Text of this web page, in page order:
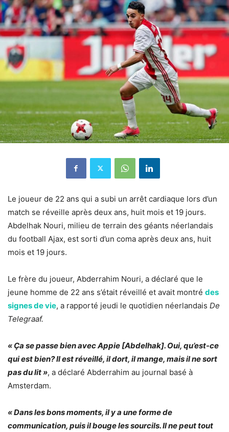
Le joueur de 22 ans qui a subi un arrêt cardiaque lors d’un
match se réveille après deux ans, huit mois et 19 jours.
Abdelhak Nouri, milieu de terrain des géants néerlandais
du football Ajax, est sorti d’un coma après deux ans, huit
mois et 19 jours.
Le frère du joueur, Abderrahim Nouri, a déclaré que le
jeune homme de 22 ans s’était réveillé et avait montré des
signes de vie, a rapporté jeudi le quotidien néerlandais De
Telegraaf.
« Ça se passe bien avec Appie [Abdelhak]. Oui, qu’est-ce
qui est bien? Il est réveillé, il dort, il mange, mais il ne sort
pas du lit », a déclaré Abderrahim au journal basé à
Amsterdam.
« Dans les bons moments, il y a une forme de
communication, puis il bouge les sourcils. Il ne peut tout